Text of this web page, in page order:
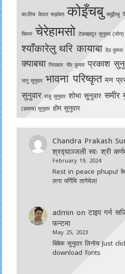
काःतिच केदार सङ्केत कोइँचबु क्युइँतबु
चिमरु चेरेहामसो टेकबहादुर सुनुवार (जोन)
श्याँकारेलु थरि कायाबा देव कुमार
क्याबचा निराकार नीर कुमार प्रकाश
भानु सुनुवार भावना परिष्कृत मन
सुनुवार राजु सुनुवार शोभा सुनुवार समीर
(ङावाच) सुनुवार होम सुनुवार
Chandra Prakash
श्रद्घाञ्जली स्वः श्री
February 19, 2024
Rest in peace phupu!
लगा पर्गिमि तागेमेल!
admin onटाइप गर्न
फन्टमा
May 25, 2023
बिबेक सुनुवार लिनोच Just
download fonts